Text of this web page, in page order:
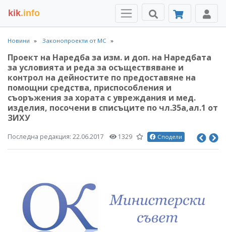
kik.info
Новини Законопроекти от МС
Проект на Наредба за изм. и доп. на Наредбата
за условията и реда за осъществяване и
контрол на дейностите по предоставяне на
помощни средства, приспособления и
съоръжения за хората с увреждания и мед.
изделия, посочени в списъците по чл.35а,ал.1 от
ЗИХУ
Последна редакция: 22.06.2017 1329 Сподели